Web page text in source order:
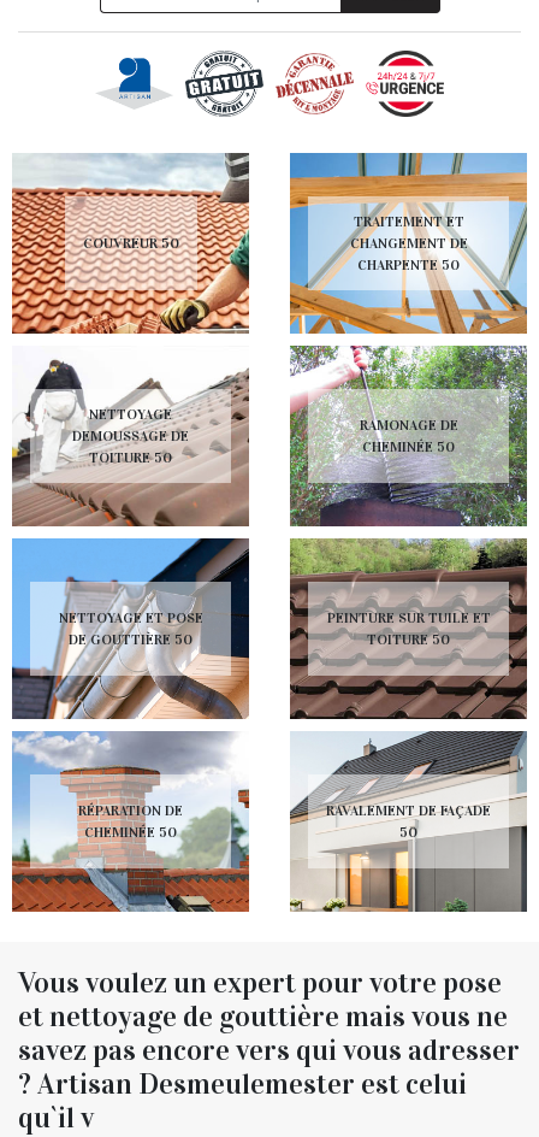
COUVREUR 50
NETTOYAGE
DEMOUSSAGE DE
TOITURE 50
NETTOYAGE ET POSE
DE GOUTTIÈRE 50
RÉPARATION DE
CHEMINÉE 50
TRAITEMENT ET
CHANGEMENT DE
CHARPENTE 50
RAMONAGE DE
CHEMINÉE 50
PEINTURE SUR TUILE ET
TOITURE 50
RAVALEMENT DE FAÇADE
50
Vous voulez un expert pour votre pose
et nettoyage de gouttière mais vous ne
savez pas encore vers qui vous adresser
? Artisan Desmeulemester est celui
qu`il v